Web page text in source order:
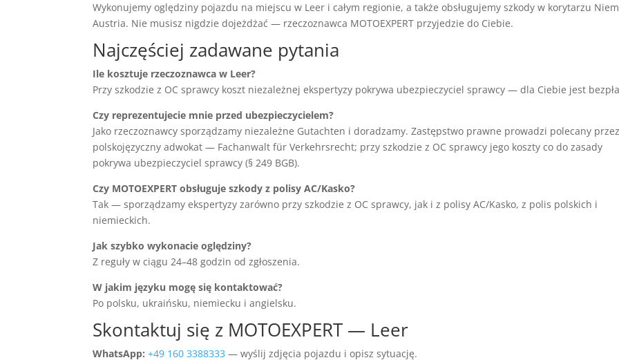
Wykonujemy oględziny pojazdu na miejscu w Leer i całym regionie, a także obsługujemy szkody w korytarzu
Austria. Nie musisz nigdzie dojeżdżać — rzeczoznawca MOTOEXPERT przyjedzie do Ciebie.
Najczęściej zadawane pytania
Ile kosztuje rzeczoznawca w Leer?
Przy szkodzie z OC sprawcy koszt niezależnej ekspertyzy pokrywa ubezpieczyciel sprawcy — dla Ciebie jest
Czy reprezentujecie mnie przed ubezpieczycielem?
Jako rzeczoznawcy sporządzamy niezależne Gutachten i doradzamy. Zastępstwo prawne prowadzi polecany
polskojęzyczny adwokat — Fachanwalt für Verkehrsrecht; przy szkodzie z OC sprawcy jego koszty co do zasady
pokrywa ubezpieczyciel sprawcy (§ 249 BGB).
Czy MOTOEXPERT obsługuje szkody z polisy AC/Kasko?
Tak — sporządzamy ekspertyzy zarówno przy szkodzie z OC sprawcy, jak i z polisy AC/Kasko, z polis polskich i
niemieckich.
Jak szybko wykonacie oględziny?
Z reguły w ciągu 24–48 godzin od zgłoszenia.
W jakim języku mogę się kontaktować?
Po polsku, ukraińsku, niemiecku i angielsku.
Skontaktuj się z MOTOEXPERT — Leer
WhatsApp: +49 160 3388333 — wyślij zdjęcia pojazdu i opisz sytuację.